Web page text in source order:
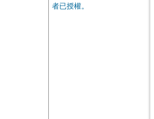
者已授權。